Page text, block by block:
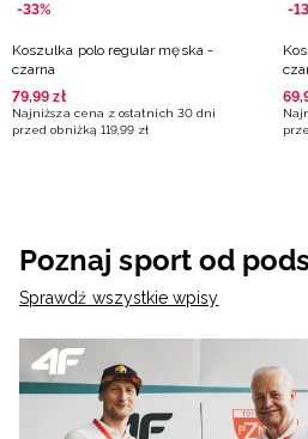
-33%
Koszulka polo regular męska -
czarna
79,99 zł
Najniższa cena z ostatnich 30 dni
przed obniżką 119,99 zł
-
69,
Poznaj sport od
Sprawdź wszystkie wpisy